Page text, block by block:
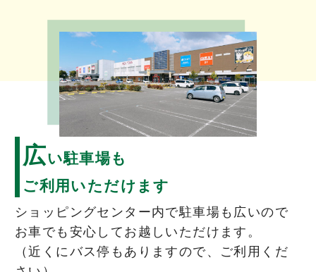
広い駐車場も
ご利用いただけます
ショッピングセンター内で駐車場も広いので
お車でも安心してお越しいただけます。
（近くにバス停もありますので、ご利用くだ